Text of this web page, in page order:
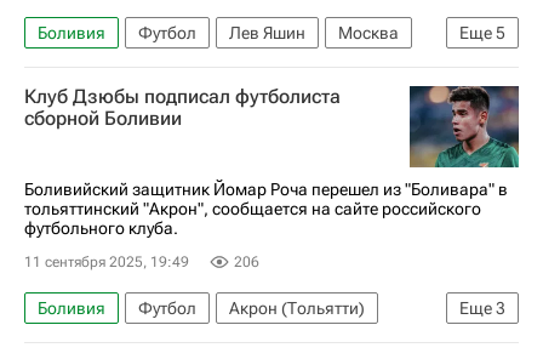
Еще5
Боливия Футбол Лев Яшин
Москва
Российский футбольный союз (РФС)
Международная федерация футбола (ФИФА)
Союз европейских футбольных ассоциаций (УЕФА)
Спорт
Сборная России по футболу
Клуб Дзюбы подписал футболиста
сборной Боливии
Боливийский защитник Йомар Роча перешел из "Боливара" в
тольяттинский "Акрон", сообщается на сайте российского
футбольного клуба.
11 сентября 2025, 19:49 206
Еще3
Боливия Футбол
Акрон (Тольятти)
РПЛ 2026-2027 (Чемпионат России по футболу)